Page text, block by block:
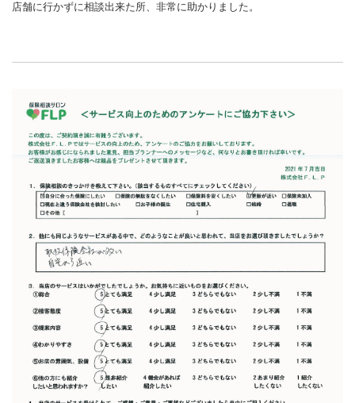
店舗に行かずに相談出来た所、非常に助かりました。